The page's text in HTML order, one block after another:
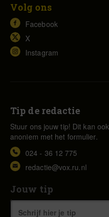
Volg ons
Facebook
X
Instagram
Tip de redactie
Stuur ons jouw tip! Dit kan ook
anoniem met het formulier.
024 - 36 12 775
redactie@vox.ru.nl
Jouw tip